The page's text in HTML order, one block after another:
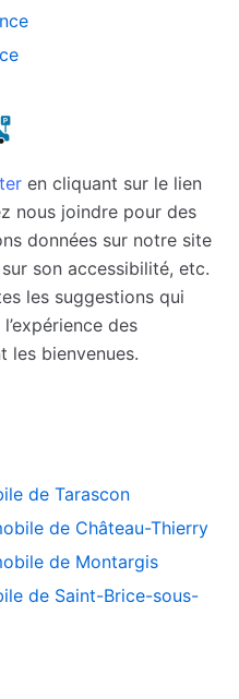
en cliquant sur le lien
nous joindre pour des
données sur notre site
son accessibilité, etc.
les suggestions qui
des
les bienvenues.
de Tarascon
de Château-Thierry
de Montargis
de Saint-Brice-sous-